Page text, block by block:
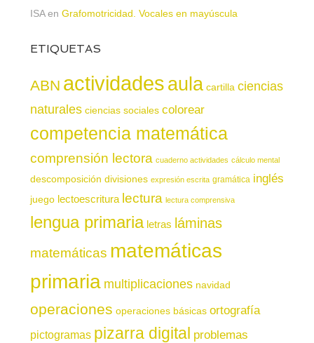
ISAen Grafomotricidad. Vocales en mayúscula
ETIQUETAS
ABN actividadesaula cartilla ciencias
naturales ciencias sociales colorear
competencia matemática
comprensión lectora cuaderno actividades cálculo mental
descomposición divisiones expresión escrita gramática inglés
juego lectoescritura lectura lectura comprensiva
lengua primaria letras láminas
matemáticas matemáticas
primaria multiplicaciones navidad
operaciones operaciones básicas ortografía
pictogramas pizarra digital problemas